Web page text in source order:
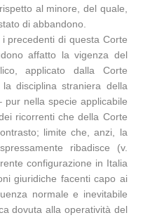
al minore, del quale,
di abbandono.
precedenti di questa Corte
affatto la vigenza del
applicato dalla Corte
disciplina straniera della
nella specie applicabile
ricorrenti che della Corte
limite che, anzi, la
ribadisce (v.
configurazione in Italia
giuridiche facenti capo ai
normale e inevitabile
dovuta alla operatività del